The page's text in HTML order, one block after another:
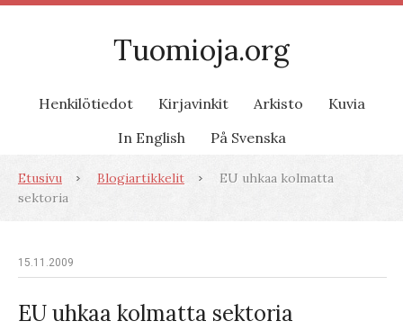
Tuomioja.org
Henkilötiedot Kirjavinkit Arkisto
Kuvia
In English
På Svenska
Etusivu Blogiartikkelit
EU uhkaa kolmatta
sektoria
15.11.2009
EU uhkaa kolmatta sektoria